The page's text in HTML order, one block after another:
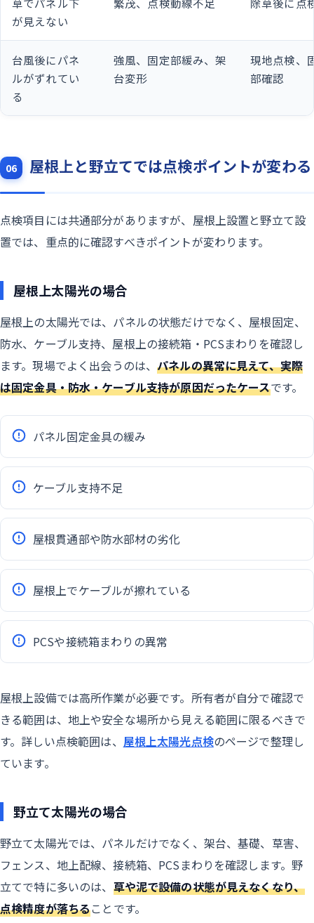
が見えない
台風後にパネ
ルがずれてい
る
強風、固定部緩み、架
台変形
現地点検、
部確認
06 屋根上と野立てでは点検ポイントが変わる
点検項目には共通部分がありますが、屋根上設置と野立て設
置では、重点的に確認すべきポイントが変わります。
屋根上太陽光の場合
屋根上の太陽光では、パネルの状態だけでなく、屋根固定、
防水、ケーブル支持、屋根上の接続箱・PCSまわりを確認し
ます。現場でよく出会うのは、パネルの異常に見えて、実際
は固定金具・防水・ケーブル支持が原因だったケースです。
パネル固定金具の緩み
ケーブル支持不足
屋根貫通部や防水部材の劣化
屋根上でケーブルが擦れている
PCSや接続箱まわりの異常
屋根上設備では高所作業が必要です。所有者が自分で確認で
きる範囲は、地上や安全な場所から見える範囲に限るべきで
す。詳しい点検範囲は、 屋根上太陽光点検のページで整理し
ています。
野立て太陽光の場合
野立て太陽光では、パネルだけでなく、架台、基礎、草害、
フェンス、地上配線、接続箱、PCSまわりを確認します。野
立てで特に多いのは、 草や泥で設備の状態が見えなくなり、
点検精度が落ちることです。